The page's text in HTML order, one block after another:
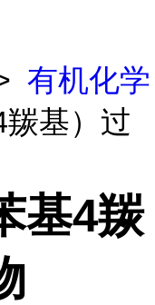
有机化学
基）过
基4羰